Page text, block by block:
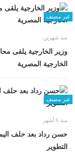
غير مصنف
منذ شهرين
وزير الخارجية يلقى
الخارجية المصرية
غير مصنف
منذ 6 أشهر
حسن رداد بعد حلف
التطوير